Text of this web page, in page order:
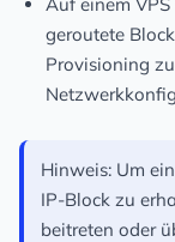
geroutete
Provisioning
Hinweis: Um
IP-Block zu
beitreten oder